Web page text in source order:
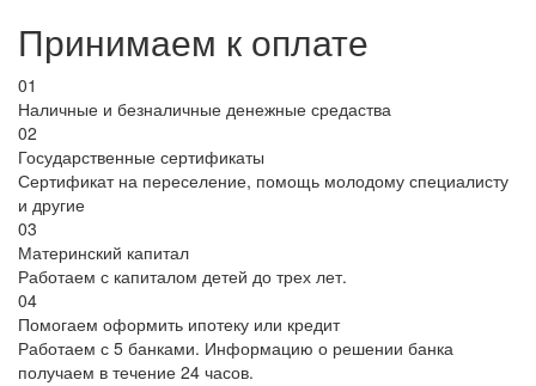
Принимаем к оплате
01
Наличные и безналичные денежные средаства
02
Государственные сертификаты
Сертификат на переселение, помощь молодому специалисту
и другие
03
Материнский капитал
Работаем с капиталом детей до трех лет.
04
Помогаем оформить ипотеку или кредит
Работаем с 5 банками. Информацию о решении банка
получаем в течение 24 часов.